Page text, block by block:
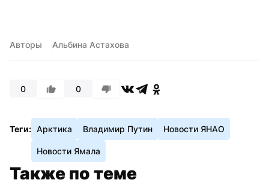
Авторы Альбина Астахова
0 0
Теги: Арктика Владимир Путин Новости ЯНАО
Новости Ямала
Также по теме